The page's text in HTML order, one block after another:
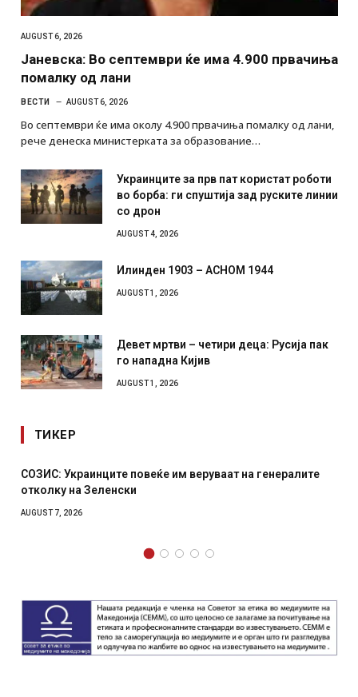
AUGUST 6, 2026
Јаневска: Во септември ќе има 4.900 првачиња
помалку од лани
ВЕСТИ AUGUST 6, 2026
Во септември ќе има околу 4.900 првачиња помалку од лани,
рече денеска министерката за образование…
Украинците за прв пат користат роботи
во борба: ги спуштија зад руските линии
со дрон
AUGUST 4, 2026
Илинден 1903 – АСНОМ 1944
AUGUST 1, 2026
Девет мртви – четири деца: Русија пак
го нападна Кијив
AUGUST 1, 2026
ТИКЕР
Рачна бомба експлодира пред зграда во
српски град – оштетени автомобили и локали